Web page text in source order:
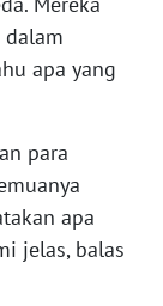
apa yang
para
apa
jelas, balas